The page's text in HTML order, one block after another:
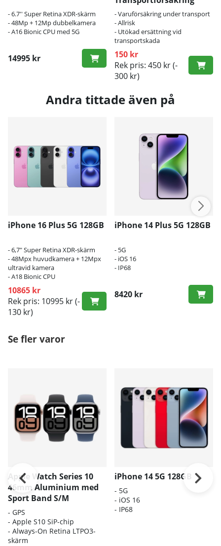
- 6.7'' Super Retina XDR-skärm
- 48Mp + 12Mp dubbelkamera
- A16 Bionic CPU med 5G
14995 kr
- Varuförsäkring under transport
- Allrisk
- Utökad ersättning vid
transportskada
150 kr
Rek pris: 450 kr(-
300 kr)
Andra tittade även på
iPhone 16 Plus 5G 128GB
- 6,7" Super Retina XDR-skärm
- 48Mpx huvudkamera + 12Mpx
ultravid kamera
- A18 Bionic CPU
10865 kr
Rek pris: 10995 kr(-
130 kr)
iPhone 14 Plus 5G 128GB
- 5G
- iOS 16
- IP68
8420 kr
Se fler varor
Apple Watch Series 10
46mm Aluminium med
Sport Band S/M
- GPS
- Apple S10 SiP-chip
- Always-On Retina LTPO3-
skärm
iPhone 14 5G 128GB
- 5G
- iOS 16
- IP68